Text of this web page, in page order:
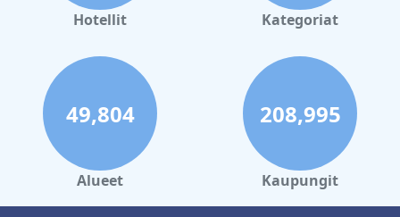
Hotellit Kategoriat
49,804
Alueet
208,995
Kaupungit